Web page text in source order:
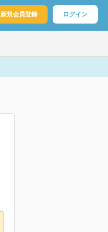
新規会員登録 ログイン